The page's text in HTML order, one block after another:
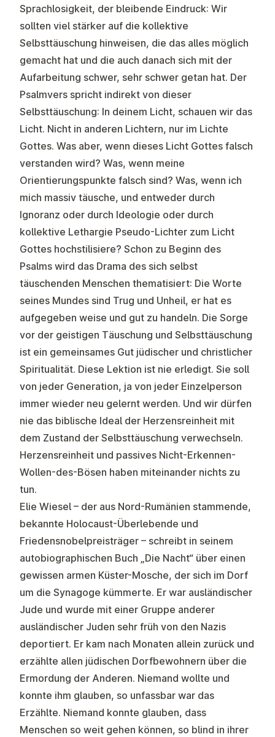
Sprachlosigkeit, der bleibende Eindruck: Wir
sollten viel stärker auf die kollektive
Selbsttäuschung hinweisen, die das alles möglich
gemacht hat und die auch danach sich mit der
Aufarbeitung schwer, sehr schwer getan hat. Der
Psalmvers spricht indirekt von dieser
Selbsttäuschung: In deinem Licht, schauen wir das
Licht. Nicht in anderen Lichtern, nur im Lichte
Gottes. Was aber, wenn dieses Licht Gottes falsch
verstanden wird? Was, wenn meine
Orientierungspunkte falsch sind? Was, wenn ich
mich massiv täusche, und entweder durch
Ignoranz oder durch Ideologie oder durch
kollektive Lethargie Pseudo-Lichter zum Licht
Gottes hochstilisiere? Schon zu Beginn des
Psalms wird das Drama des sich selbst
täuschenden Menschen thematisiert: Die Worte
seines Mundes sind Trug und Unheil, er hat es
aufgegeben weise und gut zu handeln. Die Sorge
vor der geistigen Täuschung und Selbsttäuschung
ist ein gemeinsames Gut jüdischer und christlicher
Spiritualität. Diese Lektion ist nie erledigt. Sie soll
von jeder Generation, ja von jeder Einzelperson
immer wieder neu gelernt werden. Und wir dürfen
nie das biblische Ideal der Herzensreinheit mit
dem Zustand der Selbsttäuschung verwechseln.
Herzensreinheit und passives Nicht-Erkennen-
Wollen-des-Bösen haben miteinander nichts zu
tun.
Elie Wiesel – der aus Nord-Rumänien stammende,
bekannte Holocaust-Überlebende und
Friedensnobelpreisträger – schreibt in seinem
autobiographischen Buch „Die Nacht“ über einen
gewissen armen Küster-Mosche, der sich im Dorf
um die Synagoge kümmerte. Er war ausländischer
Jude und wurde mit einer Gruppe anderer
ausländischer Juden sehr früh von den Nazis
deportiert. Er kam nach Monaten allein zurück und
erzählte allen jüdischen Dorfbewohnern über die
Ermordung der Anderen. Niemand wollte und
konnte ihm glauben, so unfassbar war das
Erzählte. Niemand konnte glauben, dass
Menschen so weit gehen können, so blind in ihrer